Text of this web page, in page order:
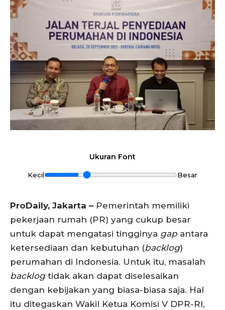
Ukuran Font
Kecil Besar
ProDaily, Jakarta – Pemerintah memiliki
pekerjaan rumah (PR) yang cukup besar
untuk dapat mengatasi tingginya gapantara
ketersediaan dan kebutuhan (backlog)
perumahan di Indonesia. Untuk itu, masalah
backlogtidak akan dapat diselesaikan
dengan kebijakan yang biasa-biasa saja. Hal
itu ditegaskan Wakil Ketua Komisi V DPR-RI,